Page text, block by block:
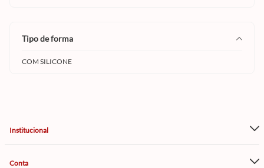
tipo de forma
COM SILICONE
Institucional
Conta